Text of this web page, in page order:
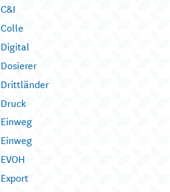
C&I
Colle
Digital
Dosierer
Drittländer
Druck
Einweg
Einweg
EVOH
Export